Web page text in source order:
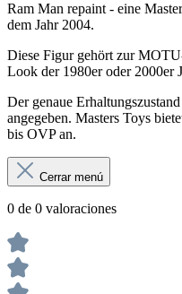
Ram Man repaint - eine
dem Jahr 2004.
Diese Figur gehört zur
Look der 1980er oder 2000er
Der genaue
angegeben. Masters Toys
bis OVP an.
Cerrar menú
0 de 0 valoraciones